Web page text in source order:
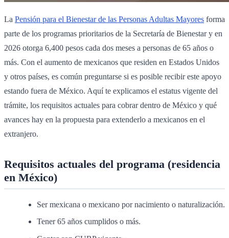
La Pensión para el Bienestar de las Personas Adultas Mayores forma
parte de los programas prioritarios de la Secretaría de Bienestar y en
2026 otorga 6,400 pesos cada dos meses a personas de 65 años o
más. Con el aumento de mexicanos que residen en Estados Unidos
y otros países, es común preguntarse si es posible recibir este apoyo
estando fuera de México. Aquí te explicamos el estatus vigente del
trámite, los requisitos actuales para cobrar dentro de México y qué
avances hay en la propuesta para extenderlo a mexicanos en el
extranjero.
Requisitos actuales del programa (residencia
en México)
Ser mexicana o mexicano por nacimiento o naturalización.
Tener 65 años cumplidos o más.